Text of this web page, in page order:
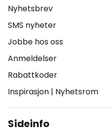
Nyhetsbrev
SMS nyheter
Jobbe hos oss
Anmeldelser
Rabattkoder
Inspirasjon | Nyhetsrom
Sideinfo